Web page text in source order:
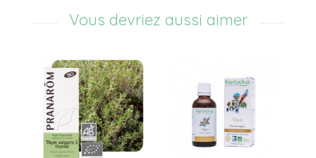
Vous devriez aussi aimer